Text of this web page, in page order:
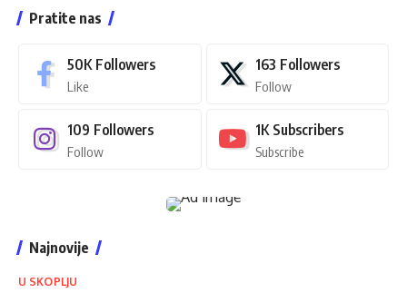
Pratite nas
50K Followers
Like
163 Followers
Follow
109 Followers
Follow
1K Subscribers
Subscribe
Najnovije
U SKOPLJU